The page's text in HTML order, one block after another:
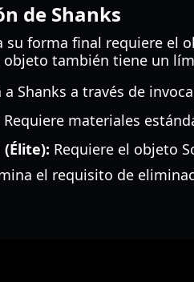
de Shanks
su forma final requiere el
objeto también tiene un
a Shanks a través de
Requiere materiales
Requiere el objeto
el requisito de